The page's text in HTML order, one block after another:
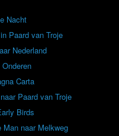
Nacht
Paard van Troje
Nederland
Carta
Paard van Troje
Birds
Man naar Melkweg